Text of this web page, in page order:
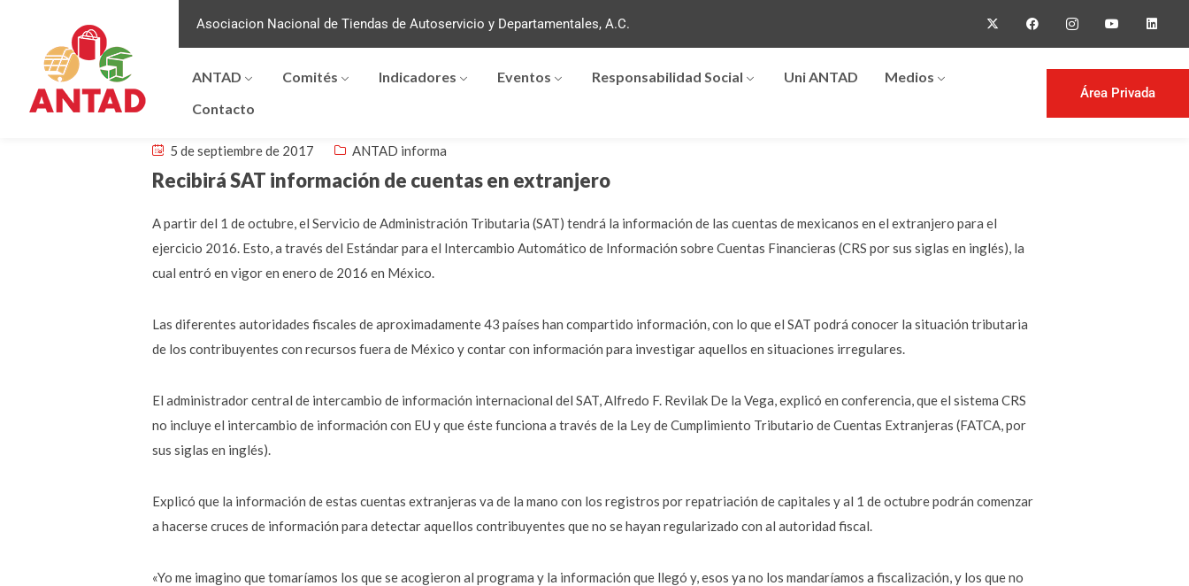
Asociacion Nacional de Tiendas de Autoservicio y Departamentales, A.C.
ANTAD Comités Indicadores Eventos Responsabilidad Social Uni ANTAD
Medios
Contacto
Área Privada
5 de septiembre de 2017 ANTAD informa
Recibirá SAT información de cuentas en extranjero
A partir del 1 de octubre, el Servicio de Administración Tributaria (SAT) tendrá la información de las cuentas de mexicanos en el extranjero para el
ejercicio 2016. Esto, a través del Estándar para el Intercambio Automático de Información sobre Cuentas Financieras (CRS por sus siglas en inglés), la
cual entró en vigor en enero de 2016 en México.
Las diferentes autoridades fiscales de aproximadamente 43 países han compartido información, con lo que el SAT podrá conocer la situación tributaria
de los contribuyentes con recursos fuera de México y contar con información para investigar aquellos en situaciones irregulares.
El administrador central de intercambio de información internacional del SAT, Alfredo F. Revilak De la Vega, explicó en conferencia, que el sistema CRS
no incluye el intercambio de información con EU y que éste funciona a través de la Ley de Cumplimiento Tributario de Cuentas Extranjeras (FATCA, por
sus siglas en inglés).
Explicó que la información de estas cuentas extranjeras va de la mano con los registros por repatriación de capitales y al 1 de octubre podrán comenzar
a hacerse cruces de información para detectar aquellos contribuyentes que no se hayan regularizado con al autoridad fiscal.
«Yo me imagino que tomaríamos los que se acogieron al programa y la información que llegó y, esos ya no los mandaríamos a fiscalización, y los que no